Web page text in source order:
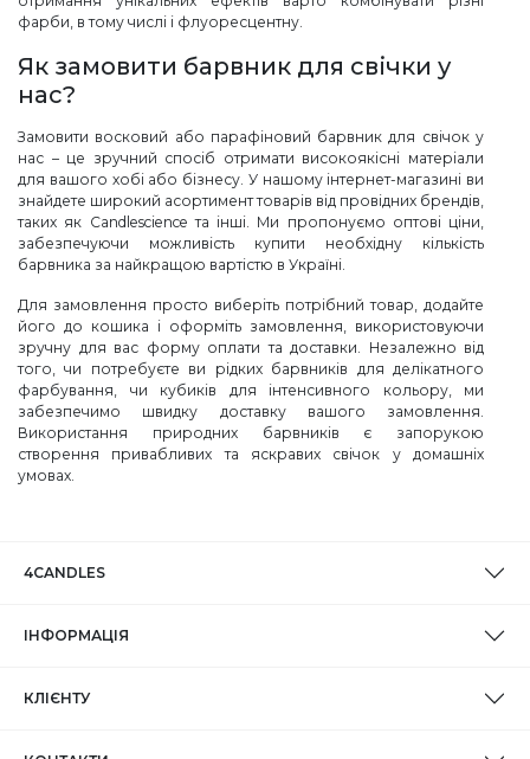
фарби, в тому числі і флуоресцентну.
Як замовити барвник для свічки у
нас?
Замовити восковий або парафіновий барвник для свічок у
нас – це зручний спосіб отримати високоякісні матеріали
для вашого хобі або бізнесу. У нашому інтернет-магазині ви
знайдете широкий асортимент товарів від провідних брендів,
таких як Candlescience та інші. Ми пропонуємо оптові ціни,
забезпечуючи можливість купити необхідну кількість
барвника за найкращою вартістю в Україні.
Для замовлення просто виберіть потрібний товар, додайте
його до кошика і оформіть замовлення, використовуючи
зручну для вас форму оплати та доставки. Незалежно від
того, чи потребуєте ви рідких барвників для делікатного
фарбування, чи кубиків для інтенсивного кольору, ми
забезпечимо швидку доставку вашого замовлення.
Використання природних барвників є запорукою
створення привабливих та яскравих свічок у домашніх
умовах.
4CANDLES
ІНФОРМАЦІЯ
КЛІЄНТУ